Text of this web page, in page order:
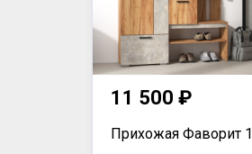
11 500 ₽
Прихожая Фаворит 1